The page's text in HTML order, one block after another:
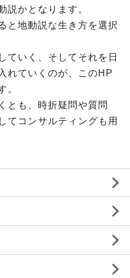
説かとなります。
と地動説な生き方を選択
ていく、そ してそれを日
れていくのが、このHP
。
とも、 時折疑問や質問
てコンサルティングも用